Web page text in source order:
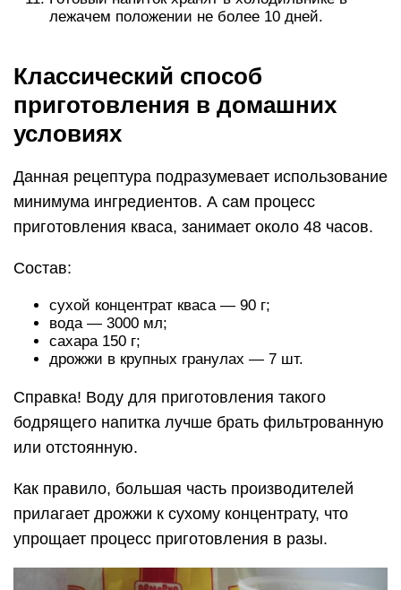
лежачем положении не более 10 дней.
Классический способ
приготовления в домашних
условиях
Данная рецептура подразумевает использование
минимума ингредиентов. А сам процесс
приготовления кваса, занимает около 48 часов.
Состав:
сухой концентрат кваса — 90 г;
вода — 3000 мл;
сахара 150 г;
дрожжи в крупных гранулах — 7 шт.
Справка! Воду для приготовления такого
бодрящего напитка лучше брать фильтрованную
или отстоянную.
Как правило, большая часть производителей
прилагает дрожжи к сухому концентрату, что
упрощает процесс приготовления в разы.